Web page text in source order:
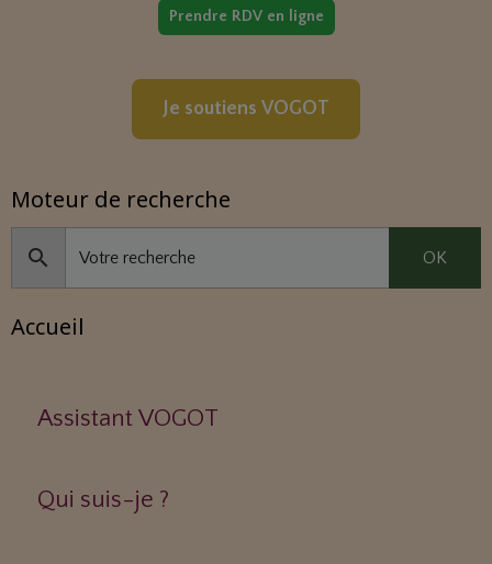
Prendre RDV en ligne
Je soutiens VOGOT
Moteur de recherche
OK
Accueil
Assistant VOGOT
Qui suis-je ?